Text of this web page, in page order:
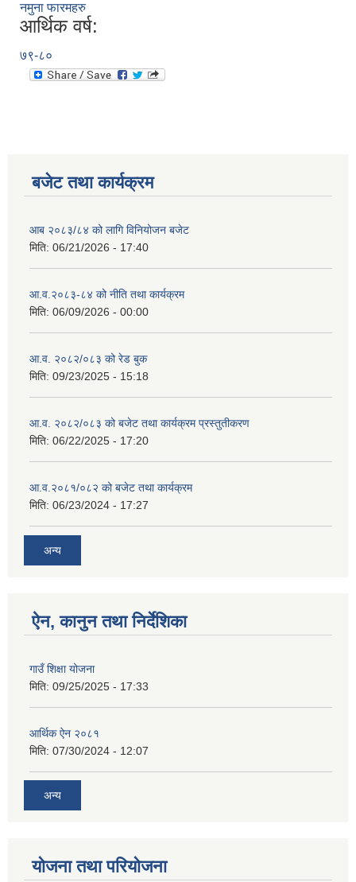
नमुना फारमहरु
आर्थिक वर्ष:
७९-८०
बजेट तथा कार्यक्रम
आब २०८३/८४ को लागि विनियोजन बजेट
मिति: 06/21/2026 - 17:40
आ.व.२०८३-८४ को नीति तथा कार्यक्रम
मिति: 06/09/2026 - 00:00
आ.व. २०८२/०८३ को रेड बुक
मिति: 09/23/2025 - 15:18
आ.व. २०८२/०८३ को बजेट तथा कार्यक्रम प्रस्तुतीकरण
मिति: 06/22/2025 - 17:20
आ.व.२०८१/०८२ को बजेट तथा कार्यक्रम
मिति: 06/23/2024 - 17:27
अन्य
ऐन, कानुन तथा निर्देशिका
गाउँ शिक्षा योजना
मिति: 09/25/2025 - 17:33
आर्थिक ऐन २०८१
मिति: 07/30/2024 - 12:07
अन्य
योजना तथा परियोजना